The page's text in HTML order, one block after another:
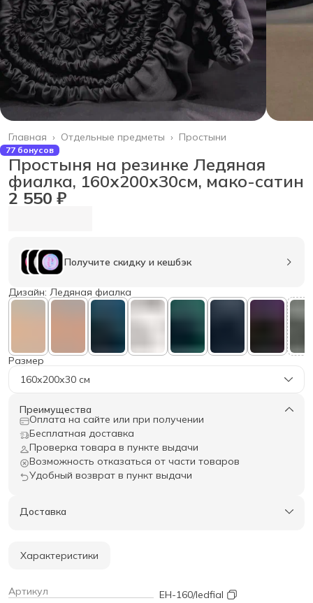
Простыни
Отдельные предметы ›
Главная ›
77 бонусов
Простыня на резинке Ледяная
фиалка, 160х200х30см, мако-сатин
2 550 ₽
Получите скидку и кешбэк
Дизайн: Ледяная фиалка
Размер
160х200х30 см
Преимущества
Оплата на сайте или при получении
Бесплатная доставка
Проверка товара в пункте выдачи
Возможность отказаться от части товаров
Удобный возврат в пункт выдачи
Доставка
Характеристики
Артикул
EH-160/ledfial